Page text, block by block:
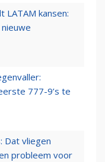
LATAM kansen:
777-9’s te
Dat vliegen
probleem voor